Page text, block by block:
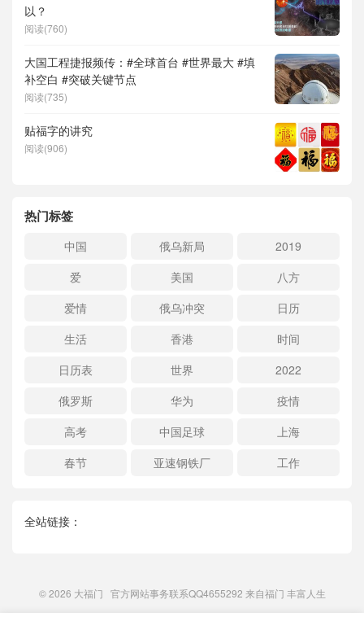
以？
阅读(760)
大国工程捷报频传：#全球首台 #世界最大 #填
补空白 #突破关键节点
阅读(735)
贴福字的讲究
阅读(906)
热门标签
中国 俄乌新局
2019
爱
美国
八方
爱情
俄乌冲突
日历
生活
香港
时间
日历表
世界
2022
俄罗斯
华为
疫情
高考
中国足球
上海
春节
亚速钢铁厂 工作
全站链接：
© 2026 大福门 官方网站事务联系QQ4655292 来自福门 丰富人生